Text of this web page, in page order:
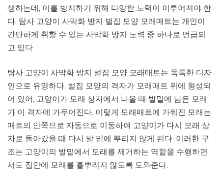
생하는데, 이를 방지하기 위해 다양한 노력이 이루어져야 한
다. 탐사 고양이 사막화 방지 벌집 모양 모래매트는 개인이
간단하게 취할 수 있는 사막화 방지 노력 중 하나로 언급되
고 있다.
탐사 고양이 사막화 방지 벌집 모양 모래매트는 독특한 디자
인으로 유명하다. 벌집 모양의 격자가 모래매트 위에 형성되
어 있어, 고양이가 모래 상자에서 나올 때 발밑에 남은 모래
가 이 격자에 가두어진다. 이렇게 모래매트에 가둬진 모래는
매트의 안쪽으로 자동으로 이동하여 고양이가 다시 모래 상
자로 돌아갔을 때 다시 발 밑에 뿌리지 않게 된다. 이러한 구
조는 고양이의 발밑에서 모래를 제거하는 역할을 수행하면
서도 집안에 모래를 흩뿌리지 않도록 도와준다.